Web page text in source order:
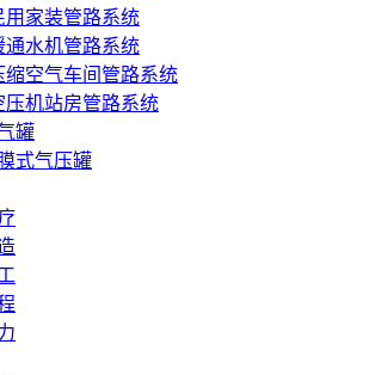
用家装管路系统
通水机管路系统
缩空气车间管路系统
压机站房管路系统
罐
式气压罐